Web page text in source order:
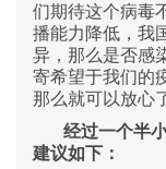
们期待这个病毒
播能力降低，我
异，那么是否感
寄希望于我们的
那么就可以放心
经过一个半
建议如下：